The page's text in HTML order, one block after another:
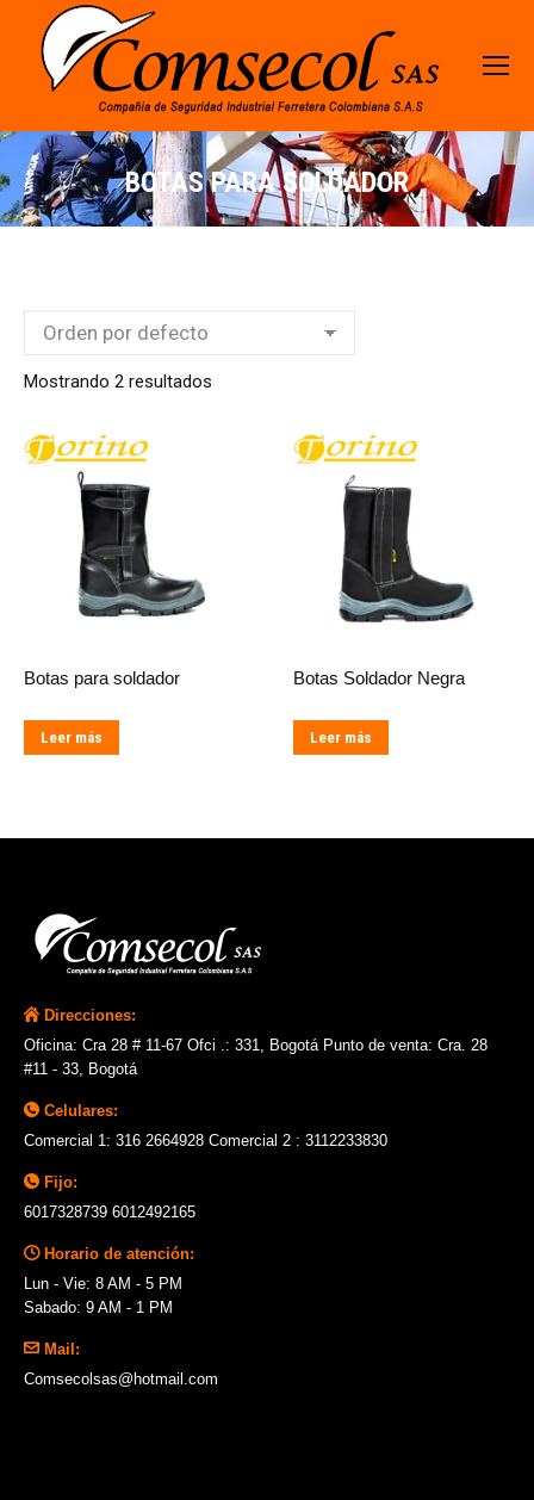
BOTAS PARA SOLDADOR
Mostrando 2 resultados
Botas para soldador
Leer más
Botas Soldador Negra
Leer más
Direcciones:
Oficina: Cra 28 # 11-67 Ofci .: 331, Bogotá Punto de venta: Cra. 28
#11 - 33, Bogotá
Celulares:
Comercial 1: 316 2664928 Comercial 2 : 3112233830
Fijo:
6017328739 6012492165
Horario de atención:
Lun - Vie: 8 AM - 5 PM
Sabado: 9 AM - 1 PM
Mail:
Comsecolsas@hotmail.com